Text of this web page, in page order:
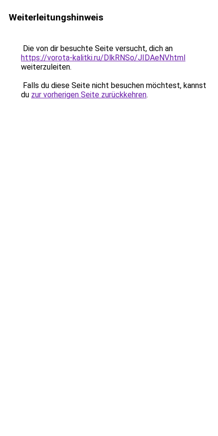
Weiterleitungshinweis
Die von dir besuchte Seite versucht, dich an
https://vorota-kalitki.ru/DlkRNSo/JIDAeNV.html
weiterzuleiten.
Falls du diese Seite nicht besuchen möchtest, kannst
du zur vorherigen Seite zurückkehren.